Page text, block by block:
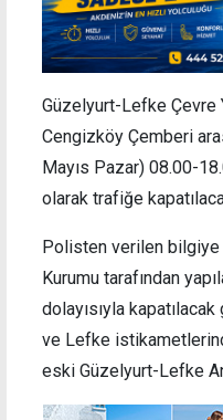
Güzelyurt-Lefke Çevre
Cengizköy Çemberi
Mayıs Pazar) 08.00-
olarak trafiğe
Polisten verilen bilgiye
Kurumu tarafından
dolayısıyla
ve Lefke
eski Güzelyurt-Lefke